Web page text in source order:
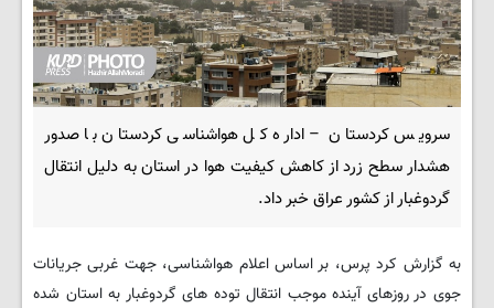
سرویس کردستان – اداره کل هواشناسی کردستان با صدور
هشدار سطح زرد از کاهش کیفیت هوا در استان به دلیل انتقال
گردوغبار از کشور عراق خبر داد.
به گزارش کرد پرس، بر اساس اعلام هواشناسی، جهت غربی جریانات
جوی در روزهای آینده موجب انتقال توده های گردوغبار به استان شده